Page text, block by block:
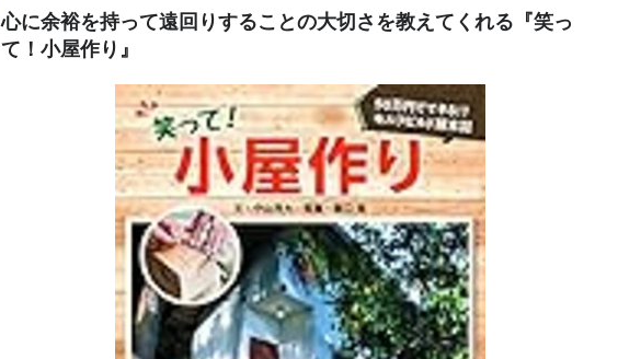
心に余裕を持って遠回りすることの大切さを教えてくれる『笑っ
て！小屋作り』